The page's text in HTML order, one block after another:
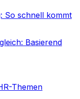
So schnell kommt
Basierend
Themen